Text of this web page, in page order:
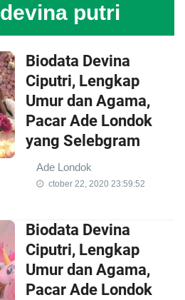
devina putri
Biodata Devina
Ciputri, Lengkap
Umur dan Agama,
Pacar Ade Londok
yang Selebgram
Ade Londok
ctober 22, 2020 23:59:52
Biodata Devina
Ciputri, Lengkap
Umur dan Agama,
Pacar Ade Londok